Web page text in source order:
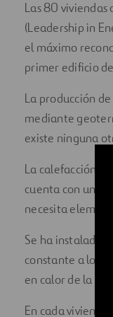
Las 80 viviendas
(Leadership in
el máximo
primer edificio
La producción
mediante
existe ninguna
La calefacción y
cuenta con un
necesita
Se ha instalado
constante a lo
en calor de la
En cada